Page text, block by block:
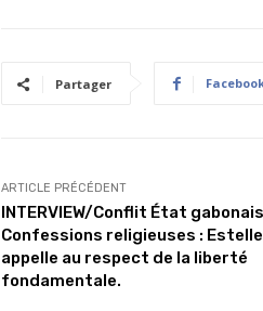
Partager
ARTICLE PRÉCÉDENT
INTERVIEW/Conflit État
Confessions religieuses : Estelle
appelle au respect de la liberté
fondamentale.